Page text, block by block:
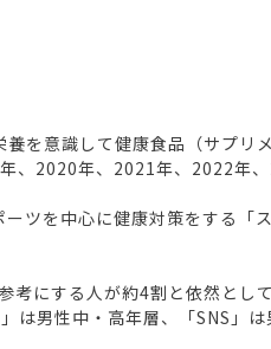
を意識して健康食品（サプリ
2020年、2021年、2022年、
を中心に健康対策をする「
にする人が約4割と依然と
男性中・高年層、「SNS」は